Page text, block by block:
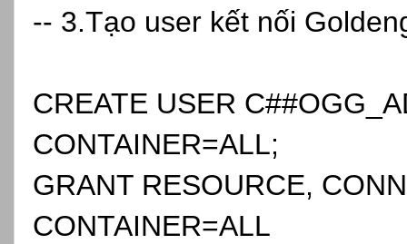
-- 3.Tạo user kết nối
CREATE USER
CONTAINER=ALL;
GRANT RESOURCE,
CONTAINER=ALL